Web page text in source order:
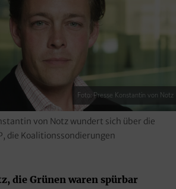
Foto: Presse Konstantin von Notz
von Notz wundert sich über die
die Koalitionssondierungen
die Grünen waren spürbar